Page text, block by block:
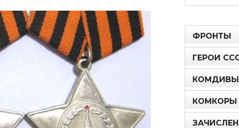
for:
ФРОНТЫ
ГЕРОИ
КОМДИВЫ
КОМКОРЫ